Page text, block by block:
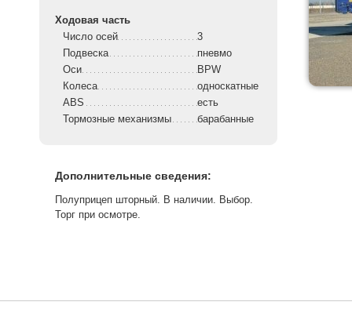
Ходовая часть
Число осей
3
Подвеска
пневмо
Оси
BPW
Колеса
односкатные
ABS
есть
Тормозные механизмы
барабанные
Дополнительные сведения:
Полуприцеп шторный. В наличии. Выбор.
Торг при осмотре.